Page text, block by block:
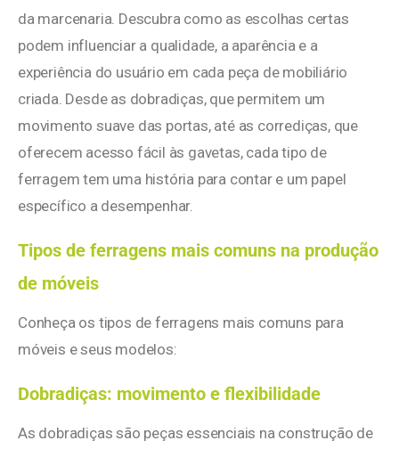
da marcenaria. Descubra como as escolhas certas
podem influenciar a qualidade, a aparência e a
experiência do usuário em cada peça de mobiliário
criada. Desde as dobradiças, que permitem um
movimento suave das portas, até as corrediças, que
oferecem acesso fácil às gavetas, cada tipo de
ferragem tem uma história para contar e um papel
específico a desempenhar.
Tipos de ferragens mais comuns na produção
de móveis
Conheça os tipos de ferragens mais comuns para
móveis e seus modelos:
Dobradiças: movimento e flexibilidade
As dobradiças são peças essenciais na construção de